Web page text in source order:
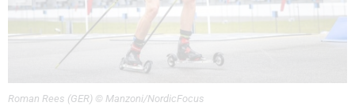
Roman Rees (GER) © Manzoni/NordicFocus